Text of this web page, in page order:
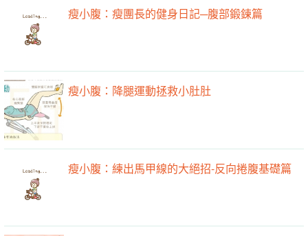
瘦小腹：瘦團長的健身日記─腹部鍛鍊篇
瘦小腹：降腿運動拯救小肚肚
瘦小腹：練出馬甲線的大絕招-反向捲腹基礎篇